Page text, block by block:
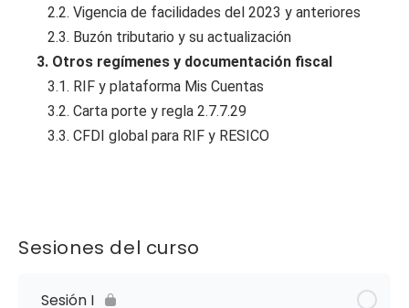
2.2. Vigencia de facilidades del 2023 y anteriores
2.3. Buzón tributario y su actualización
3. Otros regímenes y documentación fiscal
3.1. RIF y plataforma Mis Cuentas
3.2. Carta porte y regla 2.7.7.29
3.3. CFDI global para RIF y RESICO
Sesiones del curso
Sesión I